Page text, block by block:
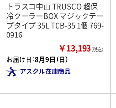
トラスコ中山 TRUSCO 超保
冷クーラーBOX マジックテー
プタイプ 35L TCB-35 1個 769-
0916
￥13,193（税込）
お届け日：8月9日（日）
アスクル在庫商品